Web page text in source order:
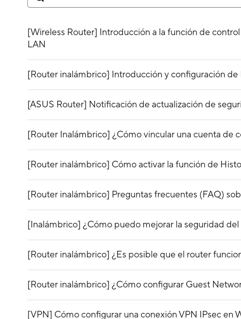
[Wireless Router] Introducción a la función de
LAN
[Router inalámbrico] Introducción y configuración de
[ASUS Router] Notificación de actualización de
[Router Inalámbrico] ¿Cómo vincular una cuenta de
[Router inalámbrico] Cómo activar la función de
[Router inalámbrico] Preguntas frecuentes (FAQ)
[Inalámbrico] ¿Cómo puedo mejorar la seguridad
[Router inalámbrico] ¿Es posible que el router
[Router inalámbrico] ¿Cómo configurar Guest
[VPN] Cómo configurar una conexión VPN IPsec en